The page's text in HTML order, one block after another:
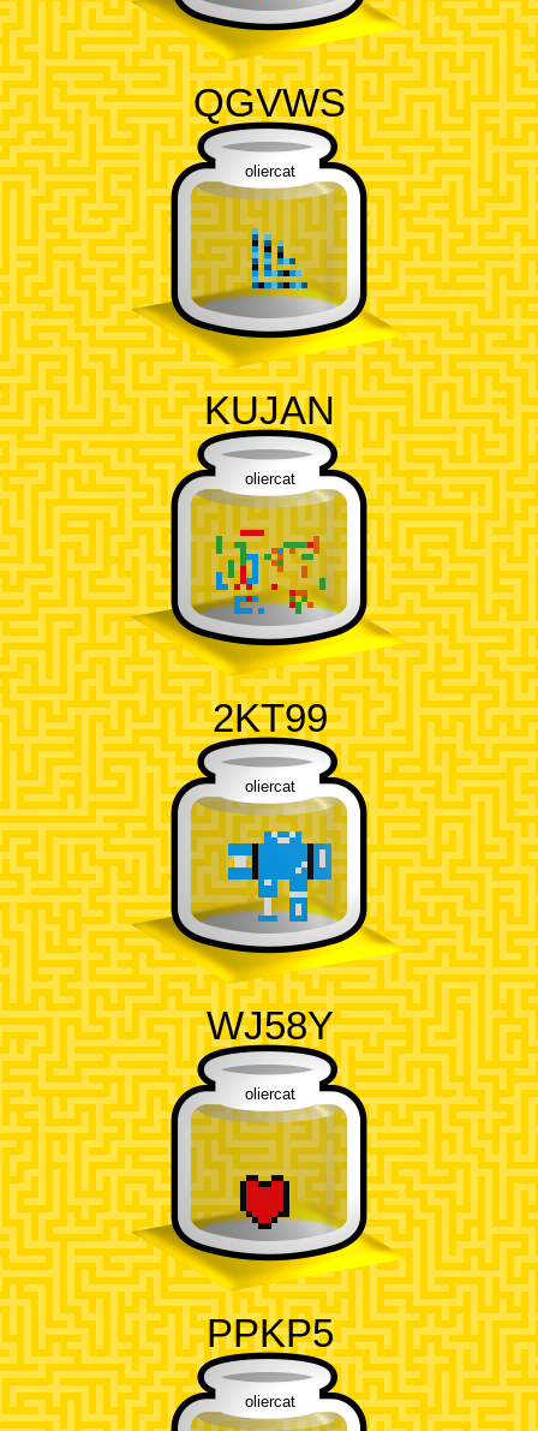
QGVWS
oliercat
KUJAN
oliercat
2KT99
oliercat
WJ58Y
oliercat
PPKP5
oliercat